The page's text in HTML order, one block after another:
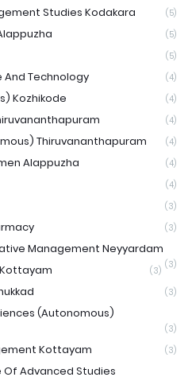
Studies Kodakara (5)
(5)
(5)
And Technology (4)
Kozhikode (4)
(4)
Thiruvananthapuram (4)
Alappuzha (4)
(4)
(3)
(3)
Management Neyyardam
(3)
(3)
(3)
(Autonomous)
(3)
Kottayam (3)
Of Advanced Studies